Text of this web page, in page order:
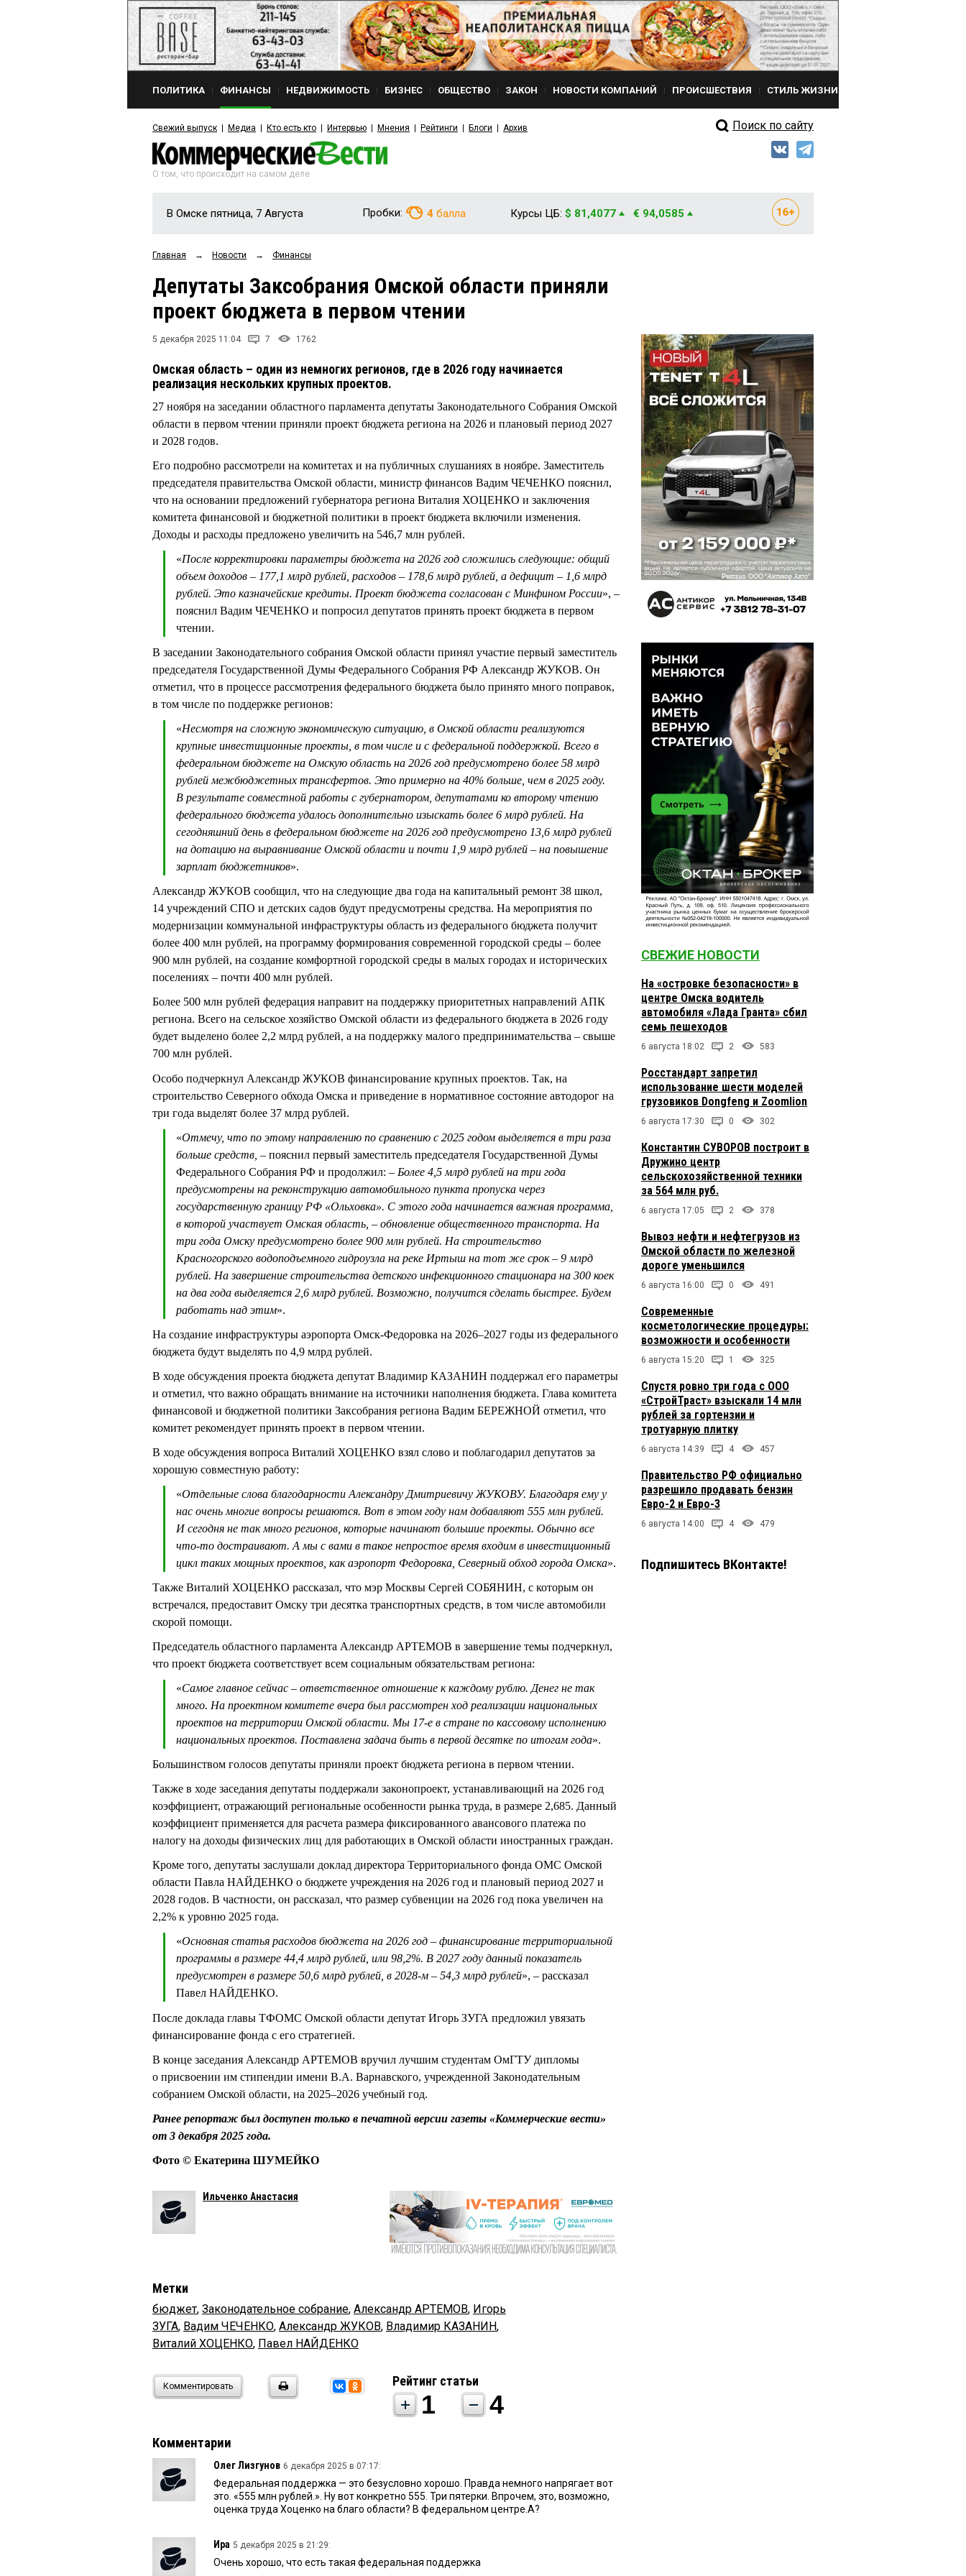
ПОЛИТИКА ФИНАНСЫ НЕДВИЖИМОСТЬ БИЗНЕС ОБЩЕСТВО ЗАКОН НОВОСТИ КОМПАНИЙ ПРОИСШЕСТВИЯ СТИЛЬ ЖИЗНИ
Свежий выпуск Медиа Кто есть кто Интервью Мнения Рейтинги Блоги Архив Поиск по сайту
О том, что происходит на самом деле
В Омске пятница, 7 Августа Пробки: 4 балла Курсы ЦБ: $ 81,4077 € 94,0585
Главная → Новости → Финансы
Депутаты Заксобрания Омской области приняли
проект бюджета в первом чтении
5 декабря 2025 11:04 7 1762
Омская область – один из немногих регионов, где в 2026 году начинается
реализация нескольких крупных проектов.
27 ноября на заседании областного парламента депутаты Законодательного Собрания Омской
области в первом чтении приняли проект бюджета региона на 2026 и плановый период 2027
и 2028 годов.
Его подробно рассмотрели на комитетах и на публичных слушаниях в ноябре. Заместитель
председателя правительства Омской области, министр финансов Вадим ЧЕЧЕНКО пояснил,
что на основании предложений губернатора региона Виталия ХОЦЕНКО и заключения
комитета финансовой и бюджетной политики в проект бюджета включили изменения.
Доходы и расходы предложено увеличить на 546,7 млн рублей.
«После корректировки параметры бюджета на 2026 год сложились следующие: общий
объем доходов – 177,1 млрд рублей, расходов – 178,6 млрд рублей, а дефицит – 1,6 млрд
рублей. Это казначейские кредиты. Проект бюджета согласован с Минфином России», –
пояснил Вадим ЧЕЧЕНКО и попросил депутатов принять проект бюджета в первом
чтении.
В заседании Законодательного собрания Омской области принял участие первый заместитель
председателя Государственной Думы Федерального Собрания РФ Александр ЖУКОВ. Он
отметил, что в процессе рассмотрения федерального бюджета было принято много поправок,
в том числе по поддержке регионов:
«Несмотря на сложную экономическую ситуацию, в Омской области реализуются
крупные инвестиционные проекты, в том числе и с федеральной поддержкой. Всего в
федеральном бюджете на Омскую область на 2026 год предусмотрено более 58 млрд
рублей межбюджетных трансфертов. Это примерно на 40% больше, чем в 2025 году.
В результате совместной работы с губернатором, депутатами ко второму чтению
федерального бюджета удалось дополнительно изыскать более 6 млрд рублей. На
сегодняшний день в федеральном бюджете на 2026 год предусмотрено 13,6 млрд рублей
на дотацию на выравнивание Омской области и почти 1,9 млрд рублей – на повышение
зарплат бюджетников».
Александр ЖУКОВ сообщил, что на следующие два года на капитальный ремонт 38 школ,
14 учреждений СПО и детских садов будут предусмотрены средства. На мероприятия по
модернизации коммунальной инфраструктуры область из федерального бюджета получит
более 400 млн рублей, на программу формирования современной городской среды – более
900 млн рублей, на создание комфортной городской среды в малых городах и исторических
поселениях – почти 400 млн рублей.
Более 500 млн рублей федерация направит на поддержку приоритетных направлений АПК
региона. Всего на сельское хозяйство Омской области из федерального бюджета в 2026 году
будет выделено более 2,2 млрд рублей, а на поддержку малого предпринимательства – свыше
700 млн рублей.
Особо подчеркнул Александр ЖУКОВ финансирование крупных проектов. Так, на
строительство Северного обхода Омска и приведение в нормативное состояние автодорог на
три года выделят более 37 млрд рублей.
«Отмечу, что по этому направлению по сравнению с 2025 годом выделяется в три раза
больше средств, – пояснил первый заместитель председателя Государственной Думы
Федерального Собрания РФ и продолжил: – Более 4,5 млрд рублей на три года
предусмотрены на реконструкцию автомобильного пункта пропуска через
государственную границу РФ «Ольховка». С этого года начинается важная программа,
в которой участвует Омская область, – обновление общественного транспорта. На
три года Омску предусмотрено более 900 млн рублей. На строительство
Красногорского водоподъемного гидроузла на реке Иртыш на тот же срок – 9 млрд
рублей. На завершение строительства детского инфекционного стационара на 300 коек
на два года выделяется 2,6 млрд рублей. Возможно, получится сделать быстрее. Будем
работать над этим».
На создание инфраструктуры аэропорта Омск-Федоровка на 2026–2027 годы из федерального
бюджета будут выделять по 4,9 млрд рублей.
В ходе обсуждения проекта бюджета депутат Владимир КАЗАНИН поддержал его параметры
и отметил, что важно обращать внимание на источники наполнения бюджета. Глава комитета
финансовой и бюджетной политики Заксобрания региона Вадим БЕРЕЖНОЙ отметил, что
комитет рекомендует принять проект в первом чтении.
В ходе обсуждения вопроса Виталий ХОЦЕНКО взял слово и поблагодарил депутатов за
хорошую совместную работу:
«Отдельные слова благодарности Александру Дмитриевичу ЖУКОВУ. Благодаря ему у
нас очень многие вопросы решаются. Вот в этом году нам добавляют 555 млн рублей.
И сегодня не так много регионов, которые начинают большие проекты. Обычно все
что-то достраивают. А мы с вами в такое непростое время входим в инвестиционный
цикл таких мощных проектов, как аэропорт Федоровка, Северный обход города Омска».
Также Виталий ХОЦЕНКО рассказал, что мэр Москвы Сергей СОБЯНИН, с которым он
встречался, предоставит Омску три десятка транспортных средств, в том числе автомобили
скорой помощи.
Председатель областного парламента Александр АРТЕМОВ в завершение темы подчеркнул,
что проект бюджета соответствует всем социальным обязательствам региона:
«Самое главное сейчас – ответственное отношение к каждому рублю. Денег не так
много. На проектном комитете вчера был рассмотрен ход реализации национальных
проектов на территории Омской области. Мы 17-е в стране по кассовому исполнению
национальных проектов. Поставлена задача быть в первой десятке по итогам года».
Большинством голосов депутаты приняли проект бюджета региона в первом чтении.
Также в ходе заседания депутаты поддержали законопроект, устанавливающий на 2026 год
коэффициент, отражающий региональные особенности рынка труда, в размере 2,685. Данный
коэффициент применяется для расчета размера фиксированного авансового платежа по
налогу на доходы физических лиц для работающих в Омской области иностранных граждан.
Кроме того, депутаты заслушали доклад директора Территориального фонда ОМС Омской
области Павла НАЙДЕНКО о бюджете учреждения на 2026 год и плановый период 2027 и
2028 годов. В частности, он рассказал, что размер субвенции на 2026 год пока увеличен на
2,2% к уровню 2025 года.
«Основная статья расходов бюджета на 2026 год – финансирование территориальной
программы в размере 44,4 млрд рублей, или 98,2%. В 2027 году данный показатель
предусмотрен в размере 50,6 млрд рублей, в 2028-м – 54,3 млрд рублей», – рассказал
Павел НАЙДЕНКО.
После доклада главы ТФОМС Омской области депутат Игорь ЗУГА предложил увязать
финансирование фонда с его стратегией.
В конце заседания Александр АРТЕМОВ вручил лучшим студентам ОмГТУ дипломы
о присвоении им стипендии имени В.А. Варнавского, учрежденной Законодательным
собранием Омской области, на 2025–2026 учебный год.
Ранее репортаж был доступен только в печатной версии газеты «Коммерческие вести»
от 3 декабря 2025 года.
Фото © Екатерина ШУМЕЙКО
Ильченко Анастасия
Метки
бюджет, Законодательное собрание, Александр АРТЕМОВ, Игорь
ЗУГА, Вадим ЧЕЧЕНКО, Александр ЖУКОВ, Владимир КАЗАНИН,
Виталий ХОЦЕНКО, Павел НАЙДЕНКО
Комментировать Рейтинг статьи
1 4
Комментарии
Олег Лизгунов 6 декабря 2025 в 07:17:
Федеральная поддержка — это безусловно хорошо. Правда немного напрягает вот
это. «555 млн рублей.». Ну вот конкретно 555. Три пятерки. Впрочем, это, возможно,
оценка труда Хоценко на благо области? В федеральном центре.А?
Ира 5 декабря 2025 в 21:29:
Очень хорошо, что есть такая федеральная поддержка
СВЕЖИЕ НОВОСТИ
На «островке безопасности» в
центре Омска водитель
автомобиля «Лада Гранта» сбил
семь пешеходов
6 августа 18:02 2 583
Росстандарт запретил
использование шести моделей
грузовиков Dongfeng и Zoomlion
6 августа 17:30 0 302
Константин СУВОРОВ построит в
Дружино центр
сельскохозяйственной техники
за 564 млн руб.
6 августа 17:05 2 378
Вывоз нефти и нефтегрузов из
Омской области по железной
дороге уменьшился
6 августа 16:00 0 491
Современные
косметологические процедуры:
возможности и особенности
6 августа 15:20 1 325
Спустя ровно три года с ООО
«СтройТраст» взыскали 14 млн
рублей за гортензии и
тротуарную плитку
6 августа 14:39 4 457
Правительство РФ официально
разрешило продавать бензин
Евро-2 и Евро-3
6 августа 14:00 4 479
Подпишитесь ВКонтакте!